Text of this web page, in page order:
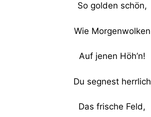
So golden schön,
Wie Morgenwolken
Auf jenen Höh’n!
Du segnest herrlich
Das frische Feld,